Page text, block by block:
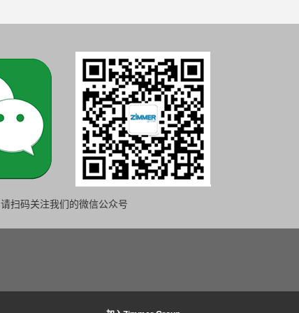
请扫码关注我们的微信公众号